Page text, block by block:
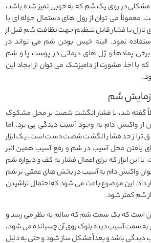
در روی یک سُم که به خوبی تمیز شده باشد،
معمولاً می توان از رول های دستمال حوله ای یا
نازل با فشار قابل تنظیم جهت نظافت سُم قبل از
استفاده نمود. البته خیس بودن سُم می تواند در
پمادها و ژل های درمانی در پوست پا و سُم
که با اخذ مشورت از دامپزشک می توان از ایجاد این
سُم
گفته شد، با فشار انگشت شصت بر محل مشکوک
از واکنش دام به وجود آسیب دیدگی پی برد. اما
تر از حد فشار انگشت شصت دست است. یک ابزار
یافتن محل آسیب در سُم و رفع آسیب همین انبر
این ابزار که برای اعمال فشار به کف و دیواره سُم
واکنش دام به آسیب در بخش های عمقی تر سُم
داد. این موضوع باعث می شود که احتمال تراشیدن
سُم کمتر شود.
است که یک سمت سُم که سالم به نظر می رسد و
سمت آسیب دیده بلوک روی آن چسبانده می شود،
دیدگی باشد و بعداً مشکل ساز شود و حتی به دلیل